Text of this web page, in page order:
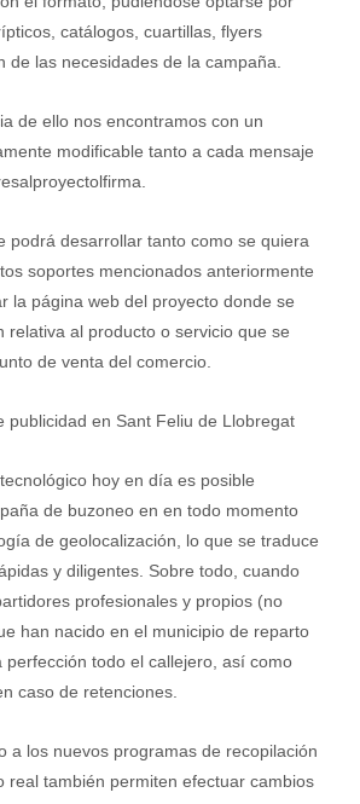
catálogos, cuartillas, flyers
de las necesidades de la campaña.
de ello nos encontramos con un
modificable tanto a cada mensaje
podrá desarrollar tanto como se quiera
soportes mencionados anteriormente
la página web del proyecto donde se
relativa al producto o servicio que se
de venta del comercio.
publicidad en Sant Feliu de Llobregat
hoy en día es posible
de buzoneo en en todo momento
de geolocalización, lo que se traduce
y diligentes. Sobre todo, cuando
profesionales y propios (no
han nacido en el municipio de reparto
perfección todo el callejero, así como
caso de retenciones.
a los nuevos programas de recopilación
real también permiten efectuar cambios